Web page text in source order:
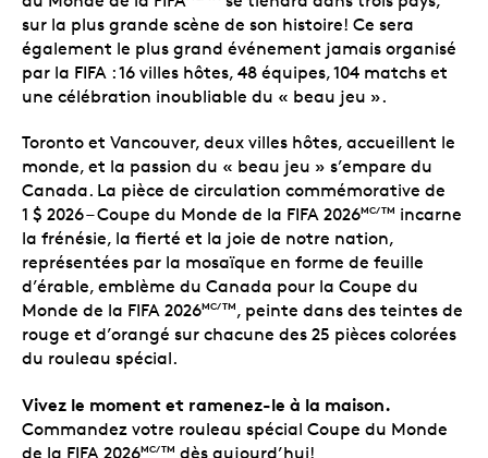
sur la plus grande scène de son histoire! Ce sera
également le plus grand événement jamais organisé
par la FIFA : 16 villes hôtes, 48 équipes, 104 matchs et
une célébration inoubliable du « beau jeu ».
Toronto et Vancouver, deux villes hôtes, accueillent le
monde, et la passion du « beau jeu » s’empare du
Canada. La pièce de circulation commémorative de
1 $ 2026 – Coupe du Monde de la FIFA 2026MC/TM incarne
la frénésie, la fierté et la joie de notre nation,
représentées par la mosaïque en forme de feuille
d’érable, emblème du Canada pour la Coupe du
Monde de la FIFA 2026MC/TM, peinte dans des teintes de
rouge et d’orangé sur chacune des 25 pièces colorées
du rouleau spécial.
Vivez le moment et ramenez-le à la maison.
Commandez votre rouleau spécial Coupe du Monde
de la FIFA 2026MC/TM dès aujourd’hui!